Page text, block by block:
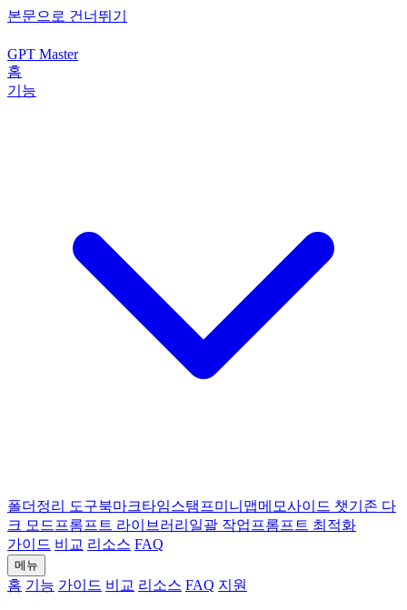
본문으로 건너뛰기
GPT Master
홈
기능
폴더 정리 도구북마크타임스탬프미니맵메모사이드 챗기존 다
크 모드 프롬프트 라이브러리 일괄 작업 프롬프트 최적화
가이드 비교 리소스 FAQ
메뉴
홈 기능 가이드 비교 리소스 FAQ 지원